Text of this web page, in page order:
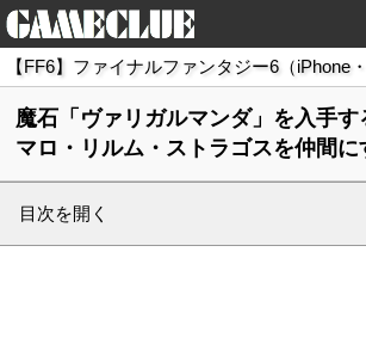
【FF6】ファイナルファンタジー6（iPhone
魔石「ヴァリガルマンダ」を入手
マロ・リルム・ストラゴスを仲間に
目次を開く